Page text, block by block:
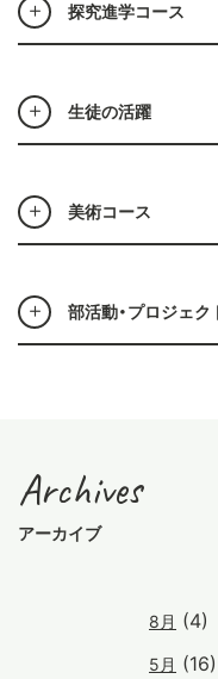
探究進学コース
生徒の活躍
美術コース
部活動・プロジェク
Archives
アーカイブ
8月 (4)
5月 (16)